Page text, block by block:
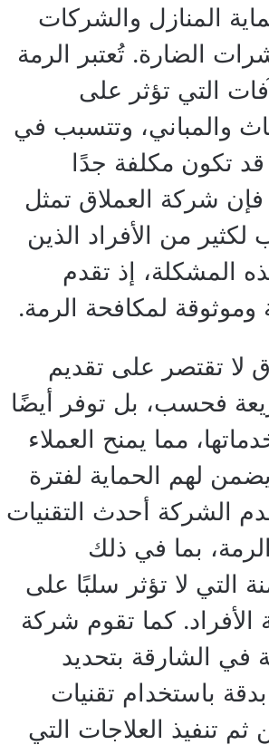
المنازل والشركات
الضارة. تُعتبر الرمة
التي تؤثر على
والمباني، وتتسبب في
قد تكون مكلفة جدًا
فإن شركة العملاق تمثل
لكثير من الأفراد الذين
المشكلة، إذ تقدم
لمكافحة الرمة.
لا تقتصر على تقديم
فحسب، بل توفر أيضًا
مما يمنح العملاء
لهم الحماية لفترة
الشركة أحدث التقنيات
بما في ذلك
التي لا تؤثر سلبًا على
الأفراد. كما تقوم شركة
في الشارقة بتحديد
باستخدام تقنيات
تنفيذ العلاجات التي